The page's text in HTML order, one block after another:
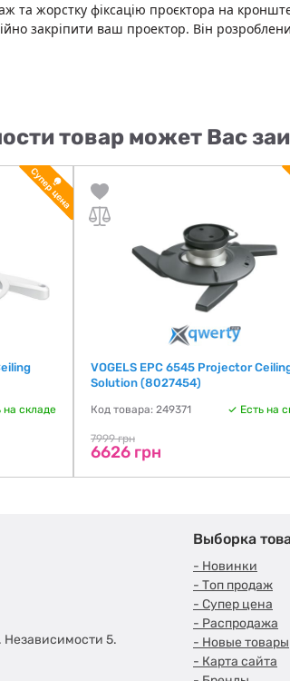
та жорстку фіксацію проєктора на
закріпити ваш проектор. Він
товар может Вас
на складе
VOGELS EPС 6545 Projector
Solution (8027454)
Код товара: 249371 Есть на
7999 грн
6626 грн
Независимости 5.
Выборка
- Новинки
- Топ продаж
- Супер цена
- Распродажа
- Новые товары
- Карта сайта